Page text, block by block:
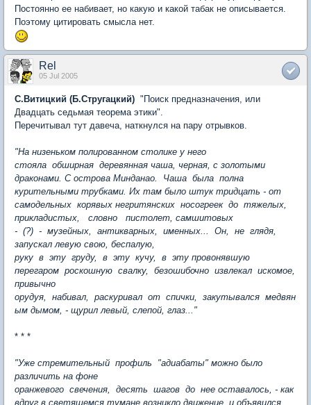
Постоянно ее набивает, но какую и какой табак не описывается.
Поэтому цитировать смысла нет.
Rel
05 Jul 2005
С.Витицкий (Б.Стругацкий) "Поиск предназначения, или
Двадцать седьмая теорема этики".
Перечитывал тут давеча, наткнулся на пару отрывков.
"На низеньком полированном столике у него
стояла обширная деревянная чаша, черная, с золотыми
драконами. С острова Минданао. Чаша была полна
курительными трубками. Их там было штук тридцать - от
самодельных корявых негритянских носогреек до тяжелых,
прикладистых, словно пистолет, самшитовых
- (?) - музейных, антикварных, именных... Он, не глядя,
запускал левую свою, беспалую,
руку в эту груду, в эту кучу, в эту провонявшую
перегаром роскошную свалку, безошибочно извлекал искомое,
привычно
орудуя, набивал, раскуривал от спички, закутывался медвян
ым дымом, - щурил левый, слепой, глаз..."
* * *
"Уже стремительный профиль "адиабаты" можно было
различить на фоне
оранжевого свечения, десять шагов до нее оставалось, - как
вдруг в светящемся тумане возникло движение, и объявился